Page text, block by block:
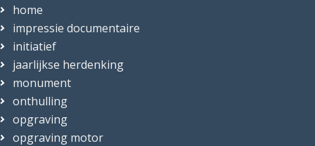
home
impressie documentaire
initiatief
jaarlijkse herdenking
monument
onthulling
opgraving
opgraving motor